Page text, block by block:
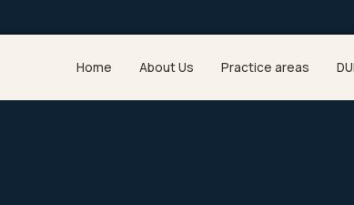
Home About Us Practice areas